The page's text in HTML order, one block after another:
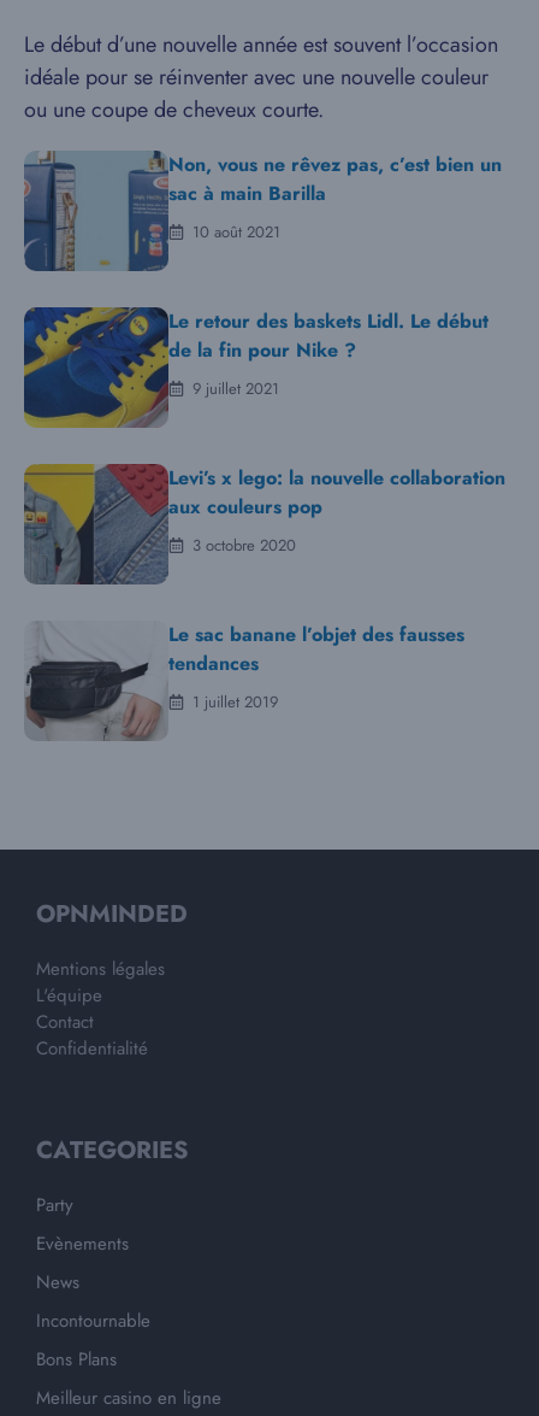
Le début d’une nouvelle année est souvent l’occasion
idéale pour se réinventer avec une nouvelle couleur
ou une coupe de cheveux courte.
Non, vous ne rêvez pas, c’est bien un
sac à main Barilla
10 août 2021
Le retour des baskets Lidl. Le début
de la fin pour Nike ?
9 juillet 2021
Levi’s x lego: la nouvelle collaboration
aux couleurs pop
3 octobre 2020
Le sac banane l’objet des fausses
tendances
1 juillet 2019
OPNMINDED
Mentions légales
L'équipe
Contact
Confidentialité
CATEGORIES
Party
Evènements
News
Incontournable
Bons Plans
Meilleur casino en ligne